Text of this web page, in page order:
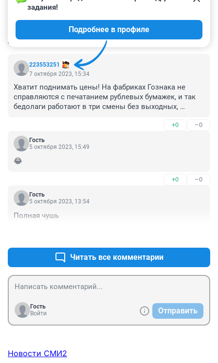
КОММЕНТАРИИ 44
223553251
задания!
Подробнее в профиле
7 октября 2023, 15:34
Хватит поднимать цены! На фабриках Гознака не
справляются с печатанием рублевых бумажек, и так
бедолаги работают в три смены без выходных,
+0 –0
Гость
5 октября 2023, 15:49
😂
+0 –0
Гость
5 октября 2023, 13:54
Полная чушь
Читать все комментарии
Гость
Войти
Отправить
Новости СМИ2